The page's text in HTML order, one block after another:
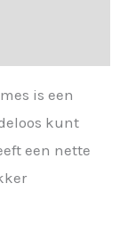
is een
kunt
een nette